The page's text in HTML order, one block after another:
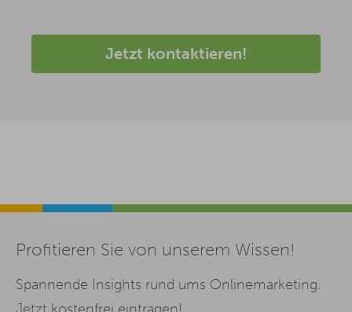
Jetzt kontaktieren!
Profitieren Sie von unserem Wissen!
Spannende Insights rund ums Onlinemarketing.